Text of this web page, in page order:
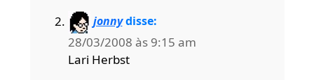
jonny disse:
28/03/2008 às 9:15 am
Lari Herbst